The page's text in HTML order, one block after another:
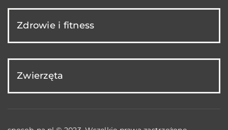
Zdrowie i fitness
Zwierzęta